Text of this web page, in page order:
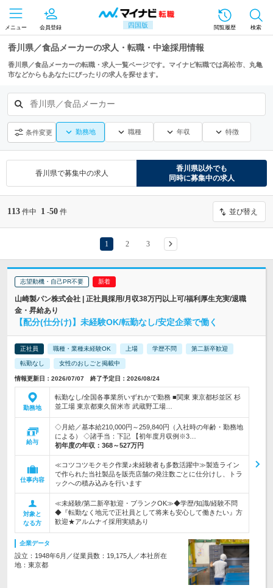
四国版
メニュー 会員登録 閲覧履歴 検索
香川県／食品メーカーの求人・転職・中途採用情報
香川県／食品メーカーの転職・求人一覧ページです。マイナビ転職では高松市、丸亀
市などからもあなたにぴったりの求人を探せます。
香川県／食品メーカー
条件変更 勤務地 職種 年収 特徴
香川県で募集中の求人
香川県以外でも
同時に募集中の求人
113 件中 1 -50 件 並び替え
1 2 3
志望動機・自己PR不要
山崎製パン株式会社 | 正社員採用/月収38万円以上可/福利厚生充実/退職
金・昇給あり
【配分(仕分け)】未経験OK/転勤なし/安定企業で働く
正社員 職種・業種未経験OK 上場 学歴不問 第二新卒歓迎
転勤なし 女性のおしごと掲載中
情報更新日：2026/07/07 終了予定日：2026/08/24
勤務地
転勤なし/全国各事業所いずれかで勤務 ■関東 東京都杉並区 杉
並工場 東京都東久留米市 武蔵野工場…
給与
◇月給／基本給210,000円～259,840円（入社時の年齢・勤務地
による） ◇諸手当：下記 【初年度月収例※3…
初年度の年収： 368～527万円
仕事内容
≪コツコツモクモク作業♪未経験者も多数活躍中≫製造ライン
で作られた当社製品を販売店舗の発注数ごとに仕分けし、トラ
ックへの積み込みを行います
対象と
なる方
≪未経験/第二新卒歓迎・ブランクOK≫◆学歴/知識/経験不問
◆『転勤なく地元で正社員として将来も安心して働きたい』方
歓迎★アルムナイ採用実績あり
企業データ
設立：1948年6月／従業員数：19,175人／本社所在
地：東京都